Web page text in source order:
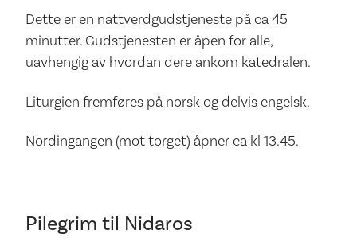
Dette er en nattverdgudstjeneste på ca 45
minutter. Gudstjenesten er åpen for alle,
uavhengig av hvordan dere ankom katedralen.
Liturgien fremføres på norsk og delvis engelsk.
Nordingangen (mot torget) åpner ca kl 13.45.
Pilegrim til Nidaros